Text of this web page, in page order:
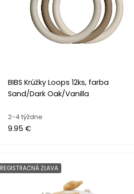
BIBS Krúžky Loops 12ks, farba
Sand/Dark Oak/Vanilla
2-4 týždne
9.95 €
REGISTRAČNÁ ZĽAVA